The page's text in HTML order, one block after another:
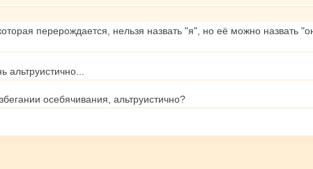
перерождается, нельзя назвать "я", но её можно назвать
альтруистично...
осебячивания, альтруистично?